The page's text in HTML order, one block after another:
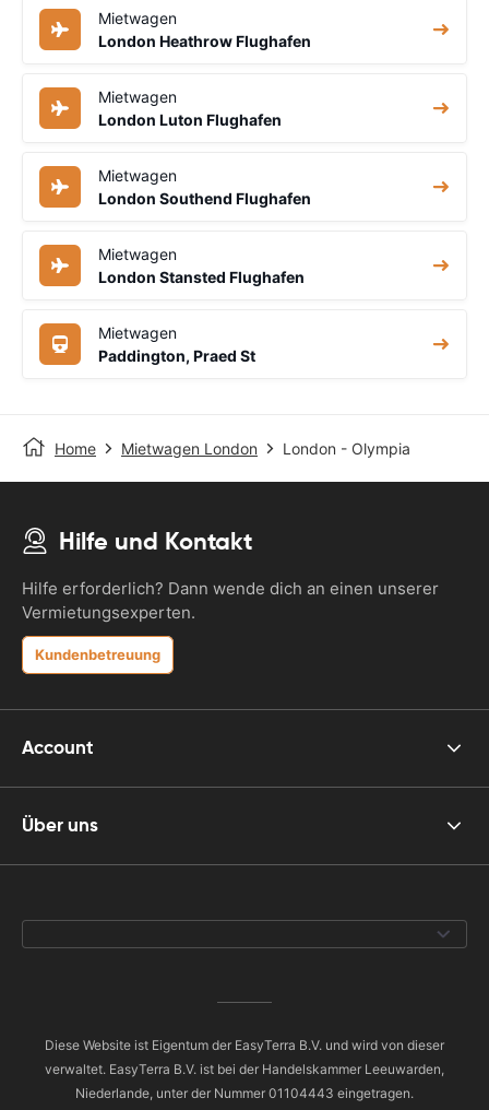
Mietwagen
London Heathrow Flughafen
Mietwagen
London Luton Flughafen
Mietwagen
London Southend Flughafen
Mietwagen
London Stansted Flughafen
Mietwagen
Paddington, Praed St
Home Mietwagen London London - Olympia
Hilfe und Kontakt
Hilfe erforderlich? Dann wende dich an einen unserer
Vermietungsexperten.
Kundenbetreuung
Account
Über uns
Diese Website ist Eigentum der EasyTerra B.V. und wird von dieser
verwaltet. EasyTerra B.V. ist bei der Handelskammer Leeuwarden,
Niederlande, unter der Nummer 01104443 eingetragen.